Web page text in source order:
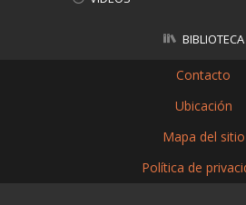
BIBLIOTECA
Contacto
Ubicación
Mapa del sitio
Política de